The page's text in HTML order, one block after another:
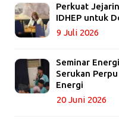
Perkuat
IDHEP untuk
9 Juli 2026
Seminar
Serukan
Energi
20 Juni 2026